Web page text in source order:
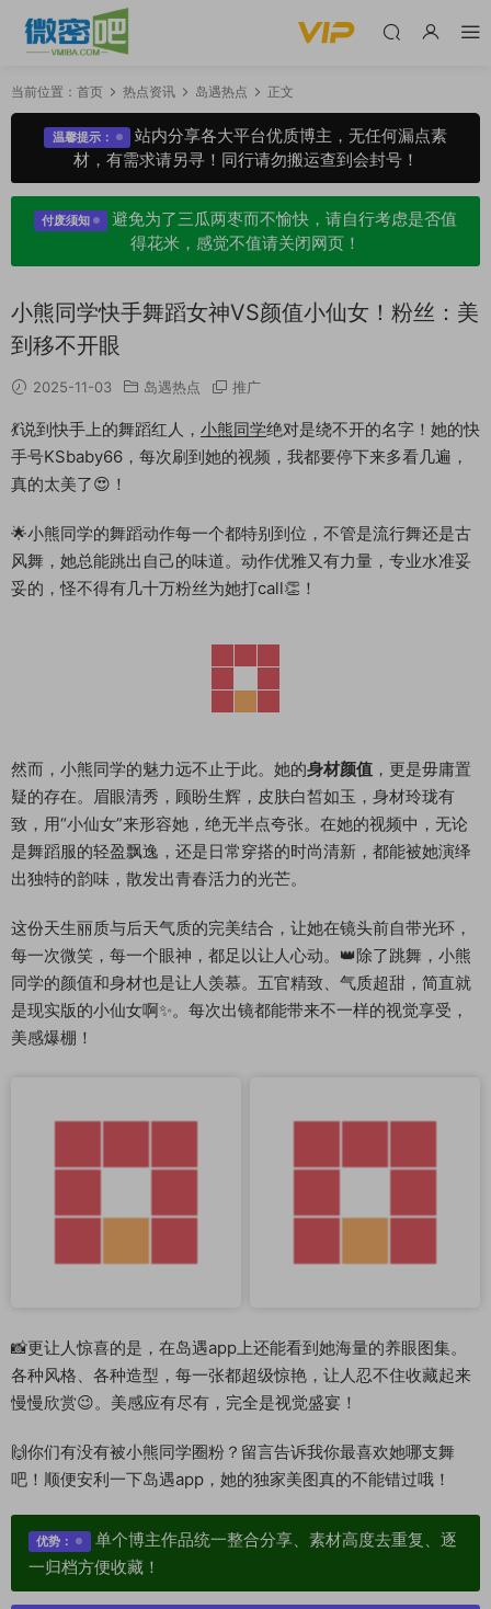
当前位置： 首页 热点资讯 岛遇热点 正文
温馨提示：
站内分享各大平台优质博主，无任何漏点素
材，有需求请另寻！同行请勿搬运查到会封号！
付废须知
避免为了三瓜两枣而不愉快，请自行考虑是否值
得花米，感觉不值请关闭网页！
小熊同学快手舞蹈女神VS颜值小仙女！粉丝：美
到移不开眼
2025-11-03 岛遇热点 推广
💃说到快手上的舞蹈红人， 小熊同学绝对是绕不开的名字！她的快
手号KSbaby66，每次刷到她的视频，我都要停下来多看几遍，
真的太美了😍！
🌟小熊同学的舞蹈动作每一个都特别到位，不管是流行舞还是古
风舞，她总能跳出自己的味道。动作优雅又有力量，专业水准妥
妥的，怪不得有几十万粉丝为她打call👏！
然而，小熊同学的魅力远不止于此。她的身材颜值 ，更是毋庸置
疑的存在。眉眼清秀，顾盼生辉，皮肤白皙如玉，身材玲珑有
致，用“小仙女”来形容她，绝无半点夸张。在她的视频中，无论
是舞蹈服的轻盈飘逸，还是日常穿搭的时尚清新，都能被她演绎
出独特的韵味，散发出青春活力的光芒。
这份天生丽质与后天气质的完美结合，让她在镜头前自带光环，
每一次微笑，每一个眼神，都足以让人心动。👑除了跳舞，小熊
同学的颜值和身材也是让人羡慕。五官精致、气质超甜，简直就
是现实版的小仙女啊✨。每次出镜都能带来不一样的视觉享受，
美感爆棚！
📸更让人惊喜的是，在岛遇app上还能看到她海量的养眼图集。
各种风格、各种造型，每一张都超级惊艳，让人忍不住收藏起来
慢慢欣赏😉。美感应有尽有，完全是视觉盛宴！
🙌你们有没有被小熊同学圈粉？留言告诉我你最喜欢她哪支舞
吧！顺便安利一下岛遇app，她的独家美图真的不能错过哦！
优势：
单个博主作品统一整合分享、素材高度去重复、逐
一归档方便收藏！